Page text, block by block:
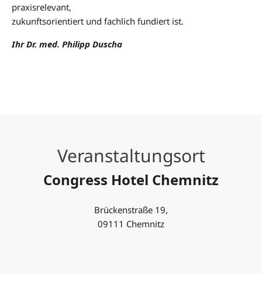
praxisrelevant,
zukunftsorientiert und fachlich fundiert ist.
Ihr Dr. med. Philipp Duscha
Veranstaltungsort
Congress Hotel Chemnitz
Brückenstraße 19,
09111 Chemnitz